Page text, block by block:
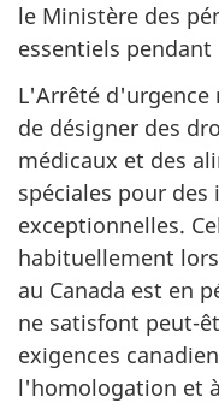
le Ministère des
essentiels pendant
L'Arrêté d'urgence
de désigner des
médicaux et des
spéciales pour
exceptionnelles.
habituellement
au Canada est en
ne satisfont peut-
exigences
l'homologation et